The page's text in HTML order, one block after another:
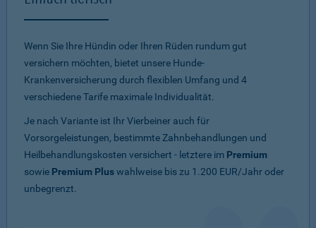
Wenn Sie Ihre Hündin oder Ihren Rüden rundum gut
versichern möchten, bietet unsere Hunde-
Krankenversicherung durch flexiblen Umfang und 4
verschiedene Tarife maximale Individualität.
Je nach Variante ist Ihr Vierbeiner auch für
Vorsorgeleistungen, bestimmte Zahnbehandlungen und
Heilbehandlungskosten versichert - letztere im Premium
sowie Premium Pluswahlweise bis zu 1.200 EUR/Jahr oder
unbegrenzt.